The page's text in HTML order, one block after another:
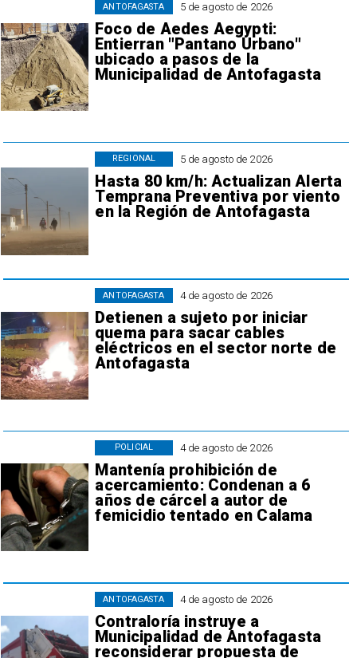
5 de agosto de 2026
Foco de Aedes Aegypti:
Entierran "Pantano Urbano"
ubicado a pasos de la
Municipalidad de Antofagasta
ANTOFAGASTA
5 de agosto de 2026
Hasta 80 km/h: Actualizan Alerta
Temprana Preventiva por viento
en la Región de Antofagasta
REGIONAL
4 de agosto de 2026
Detienen a sujeto por iniciar
quema para sacar cables
eléctricos en el sector norte de
Antofagasta
ANTOFAGASTA
4 de agosto de 2026
Mantenía prohibición de
acercamiento: Condenan a 6
años de cárcel a autor de
femicidio tentado en Calama
POLICIAL
4 de agosto de 2026
Contraloría instruye a
Municipalidad de Antofagasta
reconsiderar propuesta de
ANTOFAGASTA